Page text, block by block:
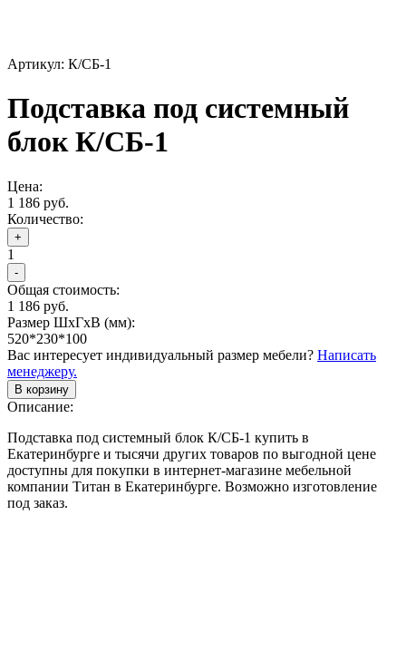
Артикул: К/СБ-1
Подставка под системный
блок К/СБ-1
Цена:
1 186 руб.
Количество:
+
1
-
Общая стоимость:
1 186 руб.
Размер ШхГхВ (мм):
520*230*100
Вас интересует индивидуальный размер мебели? Написать
менеджеру.
В корзину
Описание:
Подставка под системный блок К/СБ-1 купить в
Екатеринбурге и тысячи других товаров по выгодной цене
доступны для покупки в интернет-магазине мебельной
компании Титан в Екатеринбурге. Возможно изготовление
под заказ.